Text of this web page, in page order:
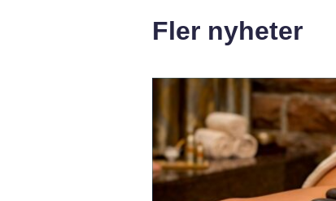
Fler nyheter